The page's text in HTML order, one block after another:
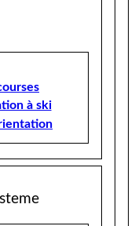
à ski